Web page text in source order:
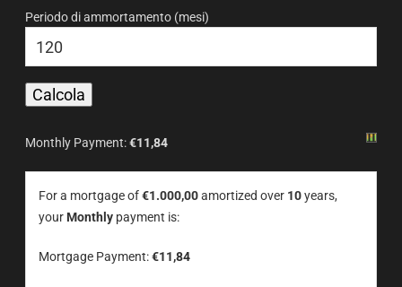
Periodo di ammortamento (mesi)
Monthly Payment:€11,84
For a mortgage of€1.000,00amortized over 10years,
your Monthly payment is:
Mortgage Payment:€11,84